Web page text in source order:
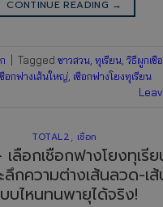
CONTINUE READING →
Tagged ชาวสวน, ทุเรียน, วิธีผูกเชื
ชือกฟางเส้นใหญ่, เชือกฟางโยงทุเรียน
TOTAL2, เชือก
ลือกเชือกฟางโยงทุเรี
ลึกความต่างเส้นลวด-เ
บไหนทนพายุได้จริง!